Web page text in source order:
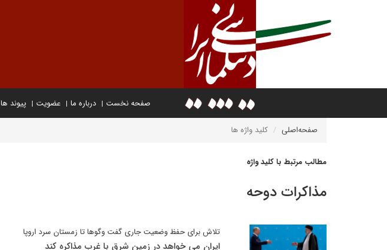
صفحه نخست درباره ما عضویت پیوند ها
صفحه‌اصلی کلید واژه ها
مطالب مرتبط با کلید واژه
مذاکرات دوحه
تلاش برای حفظ وضعیت جاری گفت وگوها تا زمستان سرد اروپا
ایران می خواهد در زمین شرق با غرب مذاکره کند